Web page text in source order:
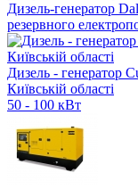
Дизель-генератор
резервного
Дизель - генератор
Київській області
50 - 100 кВт